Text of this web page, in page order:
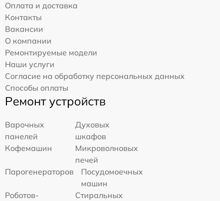
Оплата и доставка
Контакты
Вакансии
О компании
Ремонтируемые модели
Наши услуги
Согласие на обработку персональных данных
Способы оплаты
Ремонт устройств
Варочных
панелей
Духовых
шкафов
Кофемашин
Микроволновых
печей
Парогенераторов
Посудомоечных
машин
Роботов-
Стиральных